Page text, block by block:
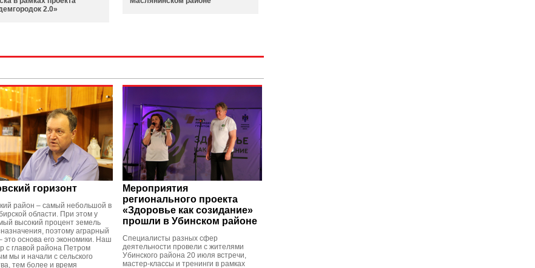
2.0»
горизонт
район – самый небольшой в
области. При этом у
высокий процент земель
поэтому аграрный
это основа его экономики. Наш
с главой района Петром
мы и начали с сельского
тем более и время
Мероприятия
регионального проекта
«Здоровье как созидание»
прошли в Убинском районе
Специалисты разных сфер
деятельности провели с жителями
Убинского района 20 июля встречи,
мастер-классы и тренинги в рамках